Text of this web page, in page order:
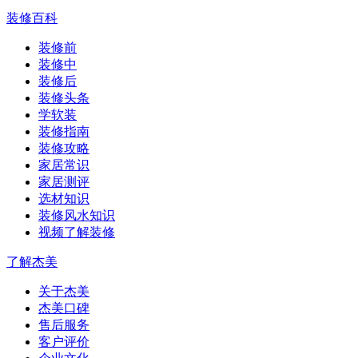
装修百科
装修前
装修中
装修后
装修头条
学软装
装修指南
装修攻略
家居常识
家居测评
选材知识
装修风水知识
视频了解装修
了解杰美
关于杰美
杰美口碑
售后服务
客户评价